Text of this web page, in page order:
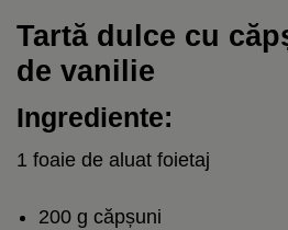
Tartă dulce cu
de vanilie
Ingrediente:
1 foaie de aluat foietaj
200 g căpșuni